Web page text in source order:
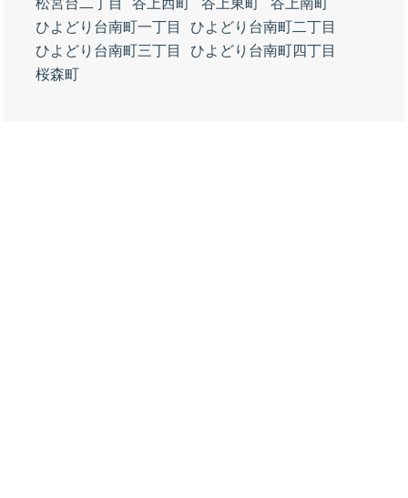
松宮台二丁目
谷上西町 谷上東町
谷上南町
ひよどり台南町一丁目
ひよどり台南町二丁目
ひよどり台南町三丁目
ひよどり台南町四丁目
桜森町